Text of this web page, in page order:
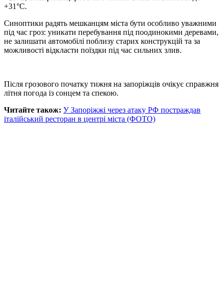
+31°C.
Синоптики радять мешканцям міста бути особливо уважними
під час гроз: уникати перебування під поодинокими деревами,
не залишати автомобілі поблизу старих конструкцій та за
можливості відкласти поїздки під час сильних злив.
Після грозового початку тижня на запоріжців очікує справжня
літня погода із сонцем та спекою.
Читайте також: У Запоріжжі через атаку РФ постраждав
італійський ресторан в центрі міста (ФОТО)